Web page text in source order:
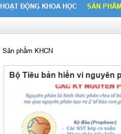
HOẠT ĐỘNG KHOA HỌC SẢN
Sản phẩm KHCN
Bộ Tiêu bản hiển vi nguyên